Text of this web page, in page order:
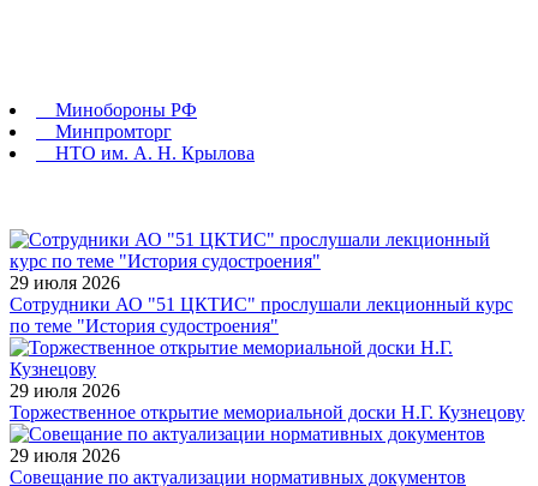
Минобороны РФ
Минпромторг
НТО им. А. Н. Крылова
29 июля 2026
Сотрудники АО "51 ЦКТИС" прослушали лекционный курс
по теме "История судостроения"
29 июля 2026
Торжественное открытие мемориальной доски Н.Г. Кузнецову
29 июля 2026
Совещание по актуализации нормативных документов